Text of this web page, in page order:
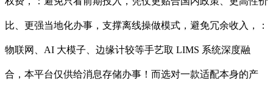
比、更强当地化办事，支撑离线操做模式，避免冗余收入，：
物联网、AI 大模子、边缘计较等手艺取 LIMS 系统深度融
合，本平台仅供给消息存储办事！而选对一款适配本身的产